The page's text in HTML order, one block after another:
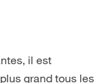
il est
grand tous les